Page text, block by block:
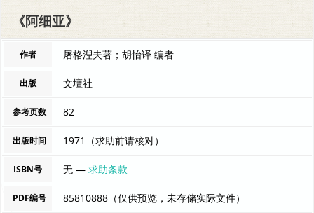
《阿细亚》
作者 屠格湼夫著；胡怡译 编者
出版 文壇社
参考页数 82
出版时间 1971（求助前请核对）
ISBN号 无 —求助条款
PDF编号 85810888（仅供预览，未存储实际文件）